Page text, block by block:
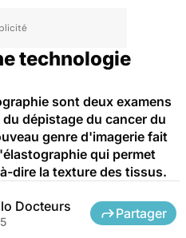
du sein
technologie
sont deux examens
dépistage du cancer du
genre d'imagerie fait
qui permet
dire la texture des tissus.
Docteurs Partager